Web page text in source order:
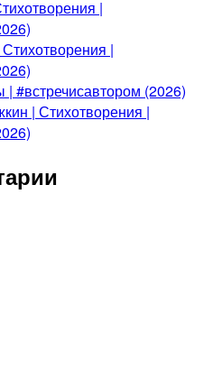
|
|
| #встречисавтором (2026)
| Стихотворения |